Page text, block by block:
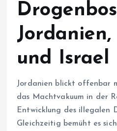
Jordanien,
und Israel
Jordanien blickt offenbar
das Machtvakuum in der
Entwicklung des illegalen
Gleichzeitig bemüht es sich